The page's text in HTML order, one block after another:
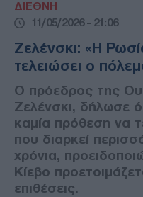
ΔΙΕΘΝΗ
11/05/2026 - 21:06
Ζελένσκι: «Η
τελειώσει ο
Ο πρόεδρος της
Ζελένσκι, δήλωσε
καμία πρόθεση να
που διαρκεί
χρόνια,
Κίεβο
επιθέσεις.